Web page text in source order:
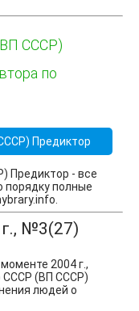
СССР)
по
Предиктор
Предиктор - все
порядку полные
№3(27)
2004 г.,
СССР (ВП СССР)
людей о